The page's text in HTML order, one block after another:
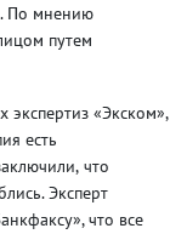
По мнению
путем
«Экском»,
есть
, что
Эксперт
что все